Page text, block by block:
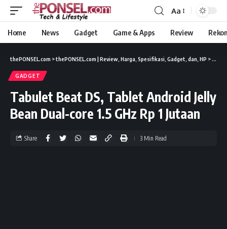
Aa
Home News Gadget Game & Apps Review
thePONSEL.com >thePONSEL.com | Review, Harga, Spesifikasi, Gadget, dan, HP >
GADGET
Tabulet Beat DS, Tablet Android Jelly
Bean Dual-core 1.5 GHz Rp 1 Jutaan
Share 3 Min Read